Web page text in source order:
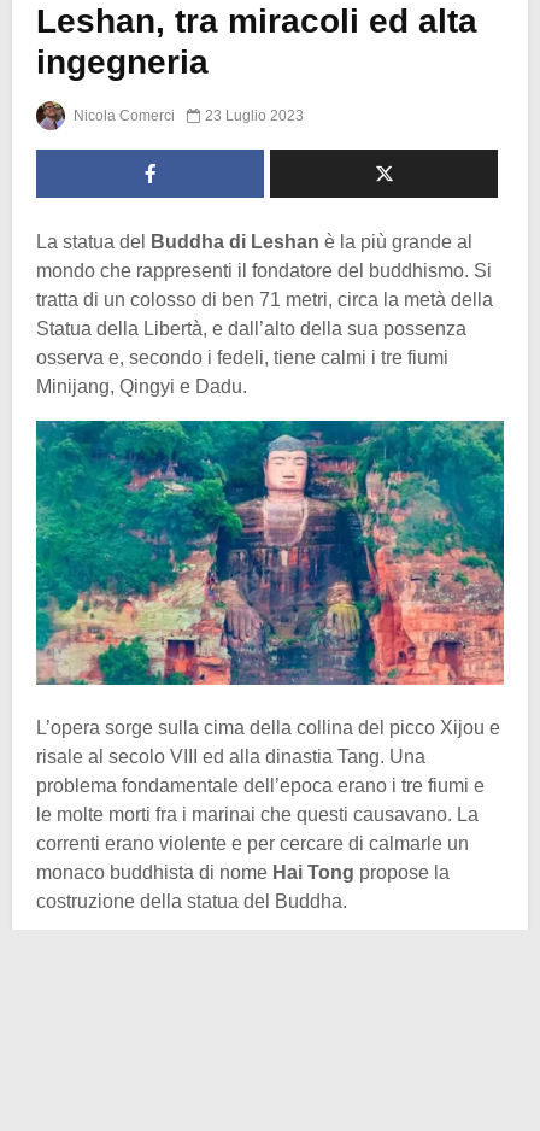
Leshan, tra miracoli ed alta
ingegneria
Nicola Comerci 23 Luglio 2023
La statua del Buddha di Leshan è la più grande al
mondo che rappresenti il fondatore del buddhismo. Si
tratta di un colosso di ben 71 metri, circa la metà della
Statua della Libertà, e dall’alto della sua possenza
osserva e, secondo i fedeli, tiene calmi i tre fiumi
Minijang, Qingyi e Dadu.
L’opera sorge sulla cima della collina del picco Xijou e
risale al secolo VIII ed alla dinastia Tang. Una
problema fondamentale dell’epoca erano i tre fiumi e
le molte morti fra i marinai che questi causavano. La
correnti erano violente e per cercare di calmarle un
monaco buddhista di nome Hai Tong propose la
costruzione della statua del Buddha.